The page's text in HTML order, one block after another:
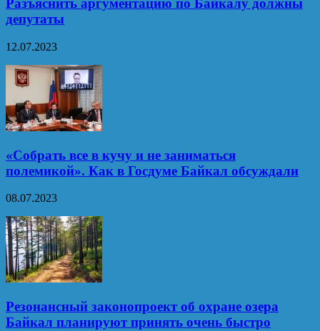
Разъяснить аргументацию по Байкалу должны
депутаты
12.07.2023
«Собрать все в кучу и не заниматься
полемикой». Как в Госдуме Байкал обсуждали
08.07.2023
Резонансный законопроект об охране озера
Байкал планируют принять очень быстро